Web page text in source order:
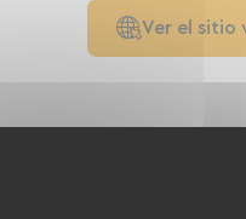
Ver el sitio